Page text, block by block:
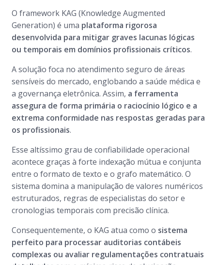
O framework KAG (Knowledge Augmented
Generation) é uma plataforma rigorosa
desenvolvida para mitigar graves lacunas lógicas
ou temporais em domínios profissionais críticos.
A solução foca no atendimento seguro de áreas
sensíveis do mercado, englobando a saúde médica e
a governança eletrônica. Assim, a ferramenta
assegura de forma primária o raciocínio lógico e a
extrema conformidade nas respostas geradas para
os profissionais.
Esse altíssimo grau de confiabilidade operacional
acontece graças à forte indexação mútua e conjunta
entre o formato de texto e o grafo matemático. O
sistema domina a manipulação de valores numéricos
estruturados, regras de especialistas do setor e
cronologias temporais com precisão clínica.
Consequentemente, o KAG atua como o sistema
perfeito para processar auditorias contábeis
complexas ou avaliar regulamentações contratuais